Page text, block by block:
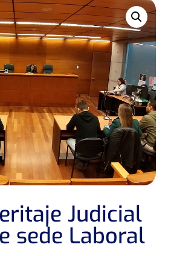
Judicial
sede Laboral